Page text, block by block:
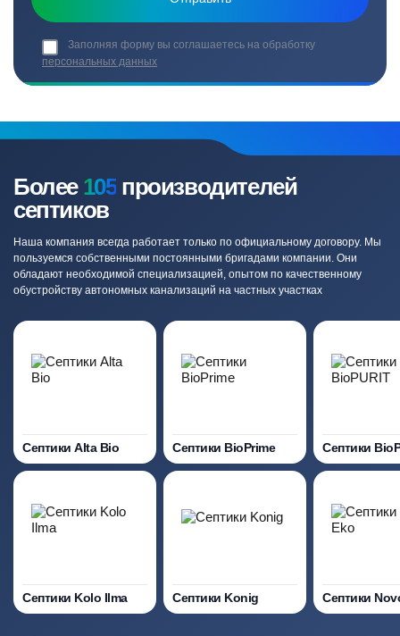
Заполняя форму вы соглашаетесь на обработку
персональных данных
Более 105 производителей
септиков
Наша компания всегда работает только по официальному договору. Мы
пользуемся собственными постоянными бригадами компании. Они
обладают необходимой специализацией, опытом по качественному
обустройству автономных канализаций на частных участках
Септики Alta Bio Септики BioPrime Септики
Септики Kolo Ilma Септики Konig Септики